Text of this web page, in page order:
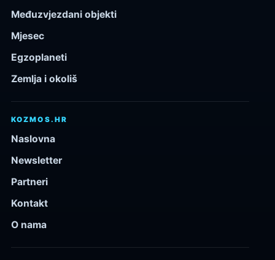
Međuzvjezdani objekti
Mjesec
Egzoplaneti
Zemlja i okoliš
KOZMOS.HR
Naslovna
Newsletter
Partneri
Kontakt
O nama